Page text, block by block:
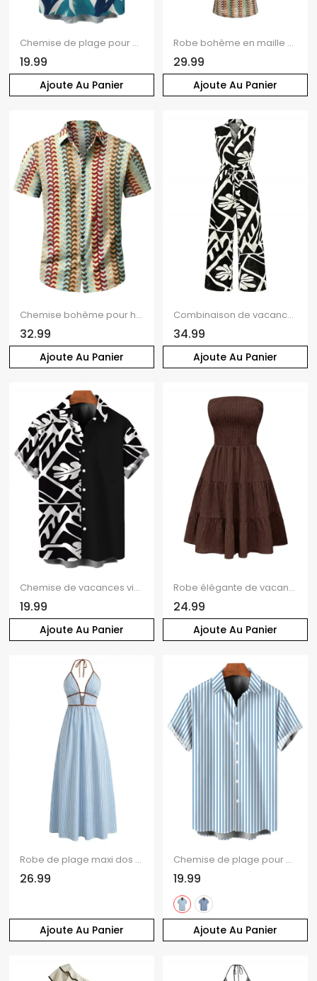
Ajoute Au Panier
Chemise de plage pour homme, imprimé aquarelle abstrait à coups de pinceau, boutonnée
19.99
Ajoute Au Panier
Robe bohème en maille à imprimé ethnique colorblock et flèches, robe moulante à fines bretelles
29.99
Ajoute Au Panier
Chemise bohème pour homme, imprimé ethnique à flèches colorblock, boutonnée, en maille
32.99
Ajoute Au Panier
Combinaison de vacances vintage à imprimé géométrique monochrome de feuilles et col en V noué
34.99
Ajoute Au Panier
Chemise de vacances vintage pour homme, chemise boutonnée à imprimé géométrique monochrome de feuilles
19.99
Ajoute Au Panier
Robe élégante de vacances unie à épaules dénudées et smocks, style vintage, mini-robe
24.99
Ajoute Au Panier
Robe de plage maxi dos nu à imprimé rayé colorblock et découpes
26.99
Ajoute Au Panier
Chemise de plage pour homme à rayures bicolores et boutons
19.99